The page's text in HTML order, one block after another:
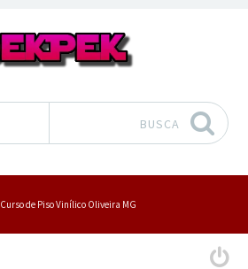
BUSCA
Curso de Piso Vinílico Oliveira MG